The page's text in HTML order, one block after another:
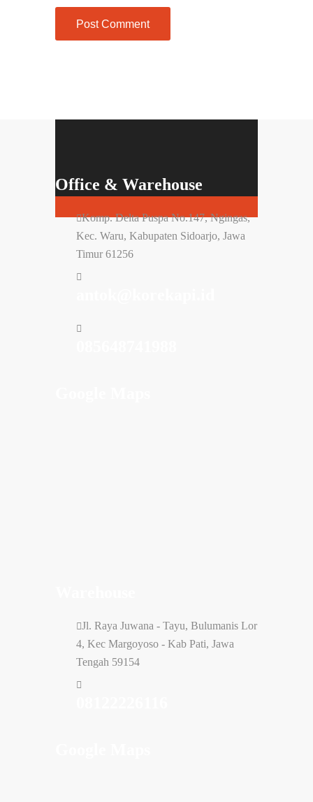
Office & Warehouse
Komp. Delta Puspa No.147, Ngingas,
Kec. Waru, Kabupaten Sidoarjo, Jawa
Timur 61256
Jl. Raya Juwana - Tayu, Bulumanis Lor
4, Kec Margoyoso - Kab Pati, Jawa
Tengah 59154